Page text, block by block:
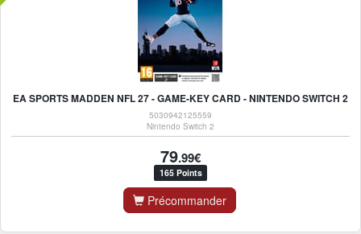
EA SPORTS MADDEN NFL 27 - GAME-KEY CARD - NINTENDO SWITCH 2
5030942125559
Nintendo Switch 2
79.99€
165 Points
Précommander